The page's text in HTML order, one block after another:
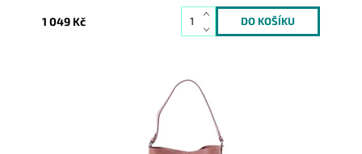
1 049 Kč
Středně velká tmavěrůžová kabelka na rameno David
Jones, uvnitř které je vložena malá látková etue.
Skladem